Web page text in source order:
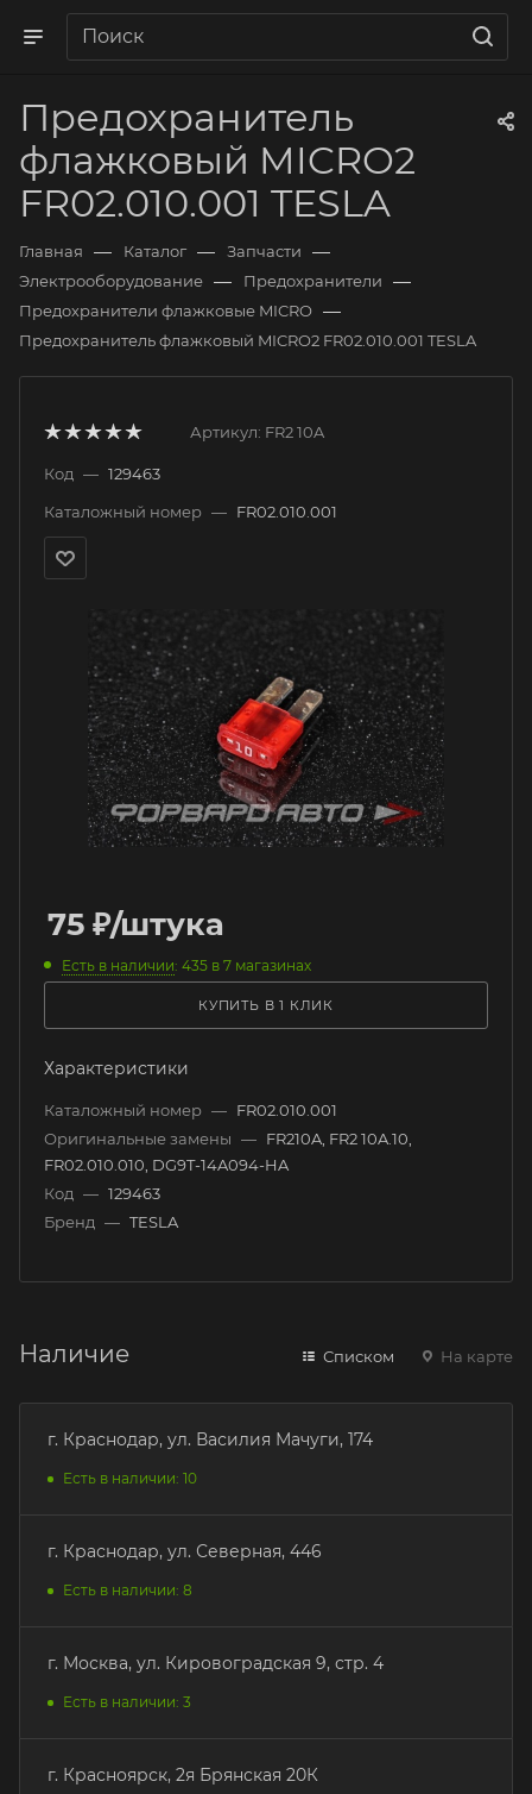
Предохранитель
флажковый MICRO2
FR02.010.001 TESLA
Главная — Каталог — Запчасти —
Электрооборудование — Предохранители —
Предохранители флажковые MICRO —
Предохранитель флажковый MICRO2 FR02.010.001 TESLA
Артикул: FR2 10A
Код — 129463
Каталожный номер — FR02.010.001
75 ₽/штука
Есть в наличии: 435 в 7 магазинах
КУПИТЬ В 1 КЛИК
Характеристики
Каталожный номер — FR02.010.001
Оригинальные замены — FR210A, FR2 10A.10,
FR02.010.010, DG9T-14A094-HA
Код — 129463
Бренд — TESLA
Наличие Списком На карте
г. Краснодар, ул. Василия Мачуги, 174
Есть в наличии: 10
г. Краснодар, ул. Северная, 446
Есть в наличии: 8
г. Москва, ул. Кировоградская 9, стр. 4
Есть в наличии: 3
г. Красноярск, 2я Брянская 20К